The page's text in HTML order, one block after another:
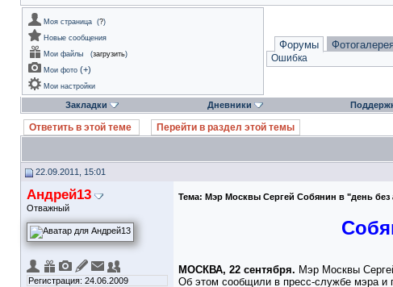
Моя страница (?)
Новые сообщения
Мои файлы
(загрузить)
Мои фото (+)
Мои настройки
Форумы
Ошибка
Закладки Дневники
Ответить в этой теме Перейти в раздел этой темы
22.09.2011, 15:01
Андрей13
Отважный
Регистрация: 24.06.2009
Тема: Мэр Москвы Сергей Собянин в "день без
МОСКВА, 22 сентября. Мэр Москвы
Об этом сообщили в пресс-службе мэра и